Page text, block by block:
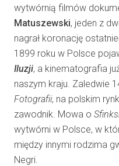
wytwórnią filmów
Matuszewski, jeden z
nagrał koronację
1899 roku w Polsce
Iluzji, a kinematografia
naszym kraju. Zaledwie
Fotografii, na polskim
zawodnik. Mowa o
wytwórni w Polsce, w
między innymi rodzima
Negri.